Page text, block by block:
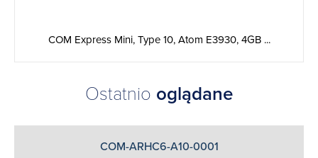
COM Express Mini, Type 10, Atom E3930, 4GB ...
Ostatnio oglądane
COM-ARHC6-A10-0001